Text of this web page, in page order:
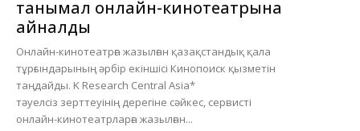
танымал онлайн-кинотеатрына
айналды
Онлайн-кинотеатрға жазылған қазақстандық қала
тұрғындарының әрбір екіншісі Кинопоиск қызметін
таңдайды. K Research Central Asia*
тәуелсіз зерттеуінің дерегіне сәйкес, сервисті
онлайн-кинотеатрларға жазылған...